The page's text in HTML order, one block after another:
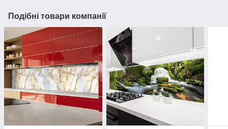
Подібні товари компанії